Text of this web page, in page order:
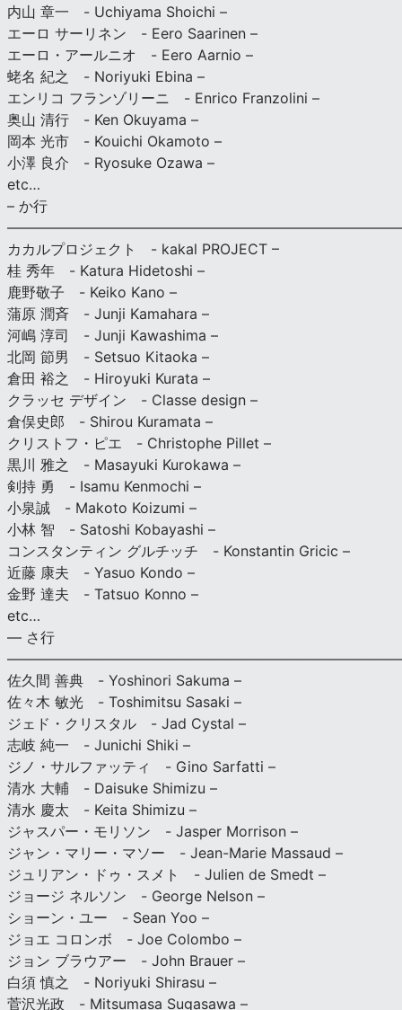
内山 章一 - Uchiyama Shoichi –
エーロ サーリネン - Eero Saarinen –
エーロ・アールニオ - Eero Aarnio –
蛯名 紀之 - Noriyuki Ebina –
エンリコ フランゾリーニ - Enrico Franzolini –
奥山 清行 - Ken Okuyama –
岡本 光市 - Kouichi Okamoto –
小澤 良介 - Ryosuke Ozawa –
etc…
– か行
カカルプロジェクト - kakal PROJECT –
桂 秀年 - Katura Hidetoshi –
鹿野敬子 - Keiko Kano –
蒲原 潤斉 - Junji Kamahara –
河嶋 淳司 - Junji Kawashima –
北岡 節男 - Setsuo Kitaoka –
倉田 裕之 - Hiroyuki Kurata –
クラッセ デザイン - Classe design –
倉俣史郎 - Shirou Kuramata –
クリストフ・ピエ - Christophe Pillet –
黒川 雅之 - Masayuki Kurokawa –
剣持 勇 - Isamu Kenmochi –
小泉誠 - Makoto Koizumi –
小林 智 - Satoshi Kobayashi –
コンスタンティン グルチッチ - Konstantin Gricic –
近藤 康夫 - Yasuo Kondo –
金野 達夫 - Tatsuo Konno –
etc…
— さ行
佐久間 善典 - Yoshinori Sakuma –
佐々木 敏光 - Toshimitsu Sasaki –
ジェド・クリスタル - Jad Cystal –
志岐 純一 - Junichi Shiki –
ジノ・サルファッティ - Gino Sarfatti –
清水 大輔 - Daisuke Shimizu –
清水 慶太 - Keita Shimizu –
ジャスパー・モリソン - Jasper Morrison –
ジャン・マリー・マソー - Jean-Marie Massaud –
ジュリアン・ドゥ・スメト - Julien de Smedt –
ジョージ ネルソン - George Nelson –
ショーン・ユー - Sean Yoo –
ジョエ コロンボ - Joe Colombo –
ジョン ブラウアー - John Brauer –
白須 慎之 - Noriyuki Shirasu –
菅沢光政 - Mitsumasa Sugasawa –